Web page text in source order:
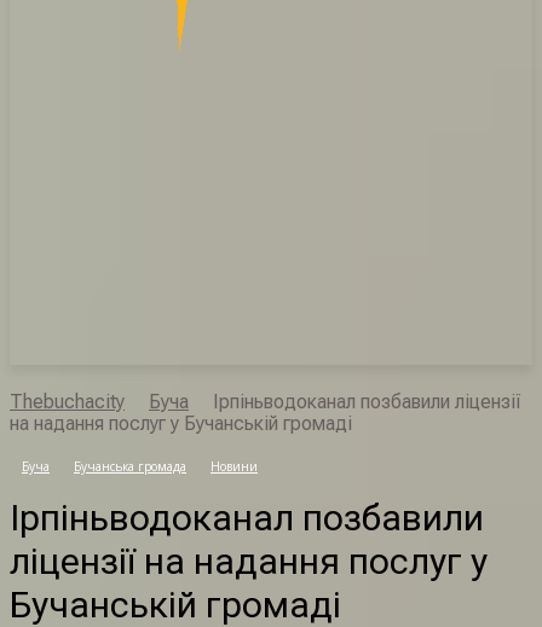
Thebuchacity Буча
Ірпіньводоканал позбавили ліцензії
на надання послуг у Бучанській громаді
Буча Бучанська громада Новини
Ірпіньводоканал позбавили
ліцензії на надання послуг у
Бучанській громаді